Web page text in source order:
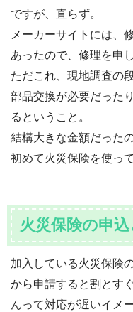
ですが、直らず。
メーカーサイトには、
あったので、修理を申
ただこれ、現地調査の
部品交換が必要だった
るということ。
結構大きな金額だった
初めて火災保険を使っ
火災保険の申
加入している火災保険
から申請すると割とす
んって対応が遅いイメ